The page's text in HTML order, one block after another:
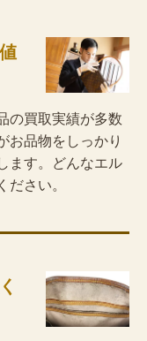
の買取実績が多数
お品物をしっかり
ます。どんなエル
さい。